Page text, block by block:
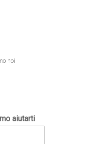
noi
aiutarti